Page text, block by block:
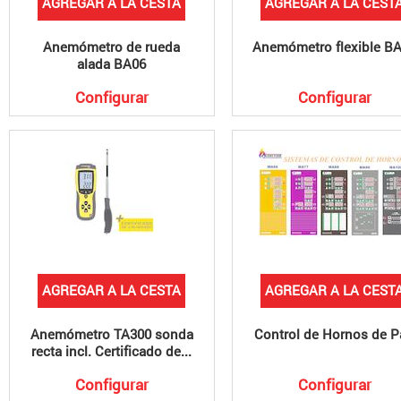
Anemómetro de rueda
alada BA06
Configurar
Anemómetro flexible
Configurar
AGREGAR A LA CESTA
Anemómetro TA300 sonda
recta incl. Certificado de...
Configurar
AGREGAR A LA
Control de Hornos de
Configurar